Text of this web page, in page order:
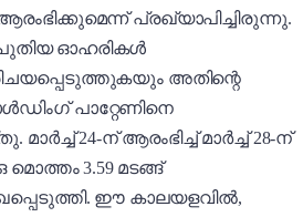
പ്രഖ്യാപിച്ചിരുന്നു.
ഓഹരികൾ
അതിന്റെ
പാറ്റേണിനെ
24-ന് ആരംഭിച്ച് മാർച്ച് 28-ന്
3.59 മടങ്ങ്
ഈ കാലയളവിൽ,